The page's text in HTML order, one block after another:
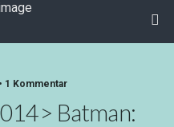
1 Kommentar
Batman: